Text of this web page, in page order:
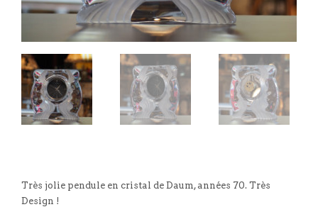
Très jolie pendule en cristal de Daum, années 70. Très
Design !